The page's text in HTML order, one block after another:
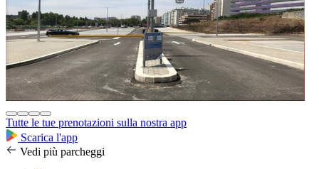
Tutte le tue prenotazioni sulla nostra app
Scarica l'app
Vedi più parcheggi